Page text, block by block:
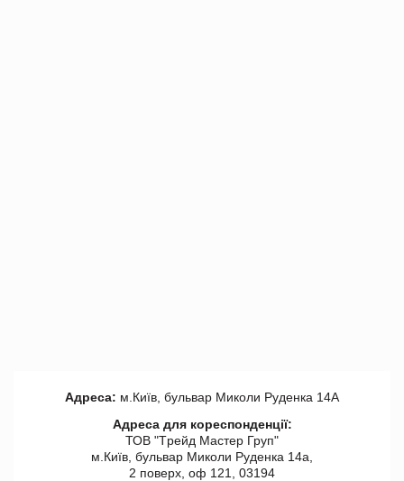
Адреса: м.Київ, бульвар Миколи Руденка 14А
Адреса для кореспонденції:
ТОВ "Tрейд Мастер Груп"
м.Київ, бульвар Миколи Руденка 14а,
2 поверх, оф 121, 03194